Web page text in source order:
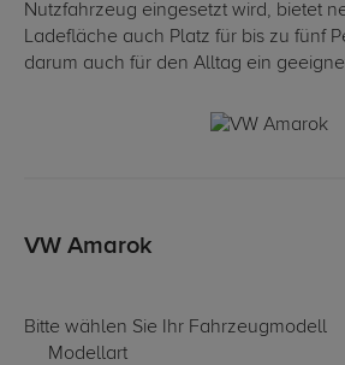
Nutzfahrzeug eingesetzt wird, bietet
Ladefläche auch Platz für bis zu fünf
darum auch für den Alltag ein
VW Amarok
Bitte wählen Sie Ihr Fahrzeugmodell
Modellart